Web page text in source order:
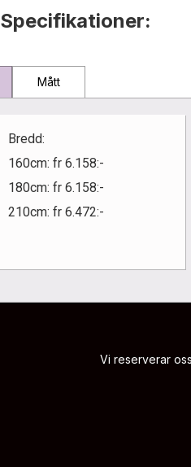
Specifikationer:
Mått
Bredd:
160cm: fr 6.158:-
180cm: fr 6.158:-
210cm: fr 6.472:-
Vi reserverar